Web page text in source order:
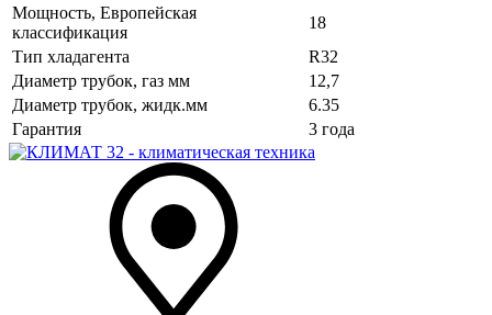
Мощность, Европейская
классификация
18
Тип хладагента
R32
Диаметр трубок, газ мм
12,7
Диаметр трубок, жидк.мм
6.35
Гарантия
3 года